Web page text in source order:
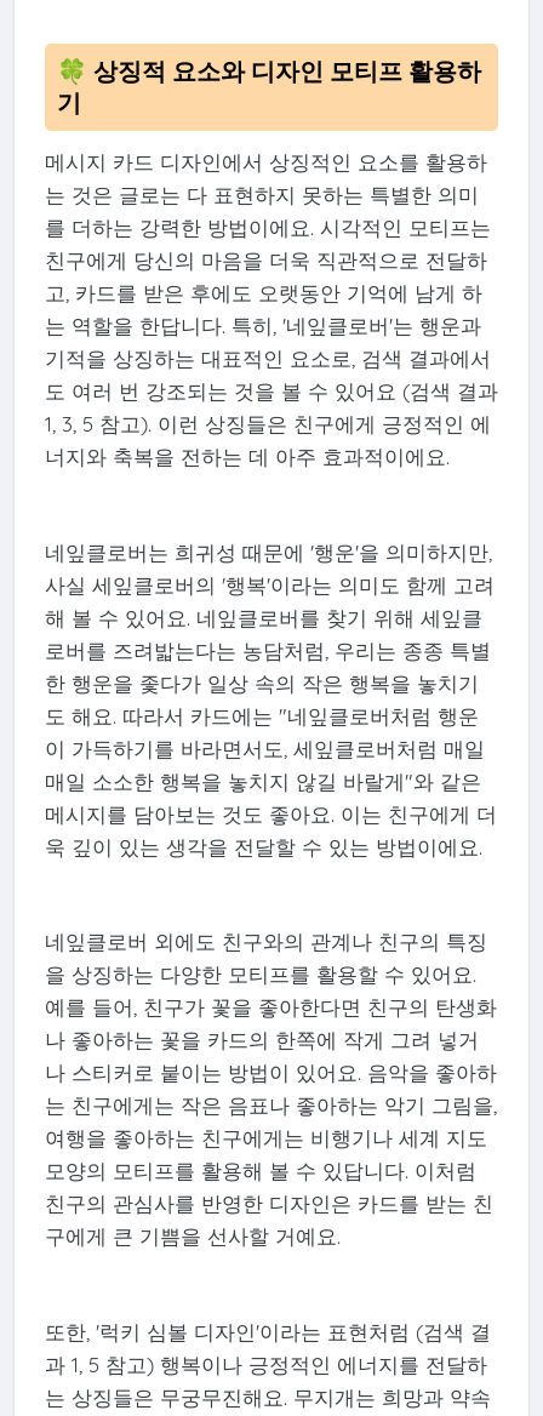
🍀 상징적 요소와 디자인 모티프 활용하
기
메시지 카드 디자인에서 상징적인 요소를 활용하
는 것은 글로는 다 표현하지 못하는 특별한 의미
를 더하는 강력한 방법이에요. 시각적인 모티프는
친구에게 당신의 마음을 더욱 직관적으로 전달하
고, 카드를 받은 후에도 오랫동안 기억에 남게 하
는 역할을 한답니다. 특히, '네잎클로버'는 행운과
기적을 상징하는 대표적인 요소로, 검색 결과에서
도 여러 번 강조되는 것을 볼 수 있어요 (검색 결과
1, 3, 5 참고). 이런 상징들은 친구에게 긍정적인 에
너지와 축복을 전하는 데 아주 효과적이에요.
네잎클로버는 희귀성 때문에 '행운'을 의미하지만,
사실 세잎클로버의 '행복'이라는 의미도 함께 고려
해 볼 수 있어요. 네잎클로버를 찾기 위해 세잎클
로버를 즈려밟는다는 농담처럼, 우리는 종종 특별
한 행운을 좇다가 일상 속의 작은 행복을 놓치기
도 해요. 따라서 카드에는 "네잎클로버처럼 행운
이 가득하기를 바라면서도, 세잎클로버처럼 매일
매일 소소한 행복을 놓치지 않길 바랄게"와 같은
메시지를 담아보는 것도 좋아요. 이는 친구에게 더
욱 깊이 있는 생각을 전달할 수 있는 방법이에요.
네잎클로버 외에도 친구와의 관계나 친구의 특징
을 상징하는 다양한 모티프를 활용할 수 있어요.
예를 들어, 친구가 꽃을 좋아한다면 친구의 탄생화
나 좋아하는 꽃을 카드의 한쪽에 작게 그려 넣거
나 스티커로 붙이는 방법이 있어요. 음악을 좋아하
는 친구에게는 작은 음표나 좋아하는 악기 그림을,
여행을 좋아하는 친구에게는 비행기나 세계 지도
모양의 모티프를 활용해 볼 수 있답니다. 이처럼
친구의 관심사를 반영한 디자인은 카드를 받는 친
구에게 큰 기쁨을 선사할 거예요.
또한, '럭키 심볼 디자인'이라는 표현처럼 (검색 결
과 1, 5 참고) 행복이나 긍정적인 에너지를 전달하
는 상징들은 무궁무진해요. 무지개는 희망과 약속